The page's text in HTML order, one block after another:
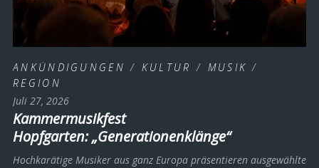
ANKÜNDIGUNGEN / KULTUR / MUSIK /
REGION
Juli 27, 2026
Kammermusikfest
Hopfgarten: „Generationenklänge“
Hochkarätige Musiker aus ganz Europa präsentieren ausgewählte